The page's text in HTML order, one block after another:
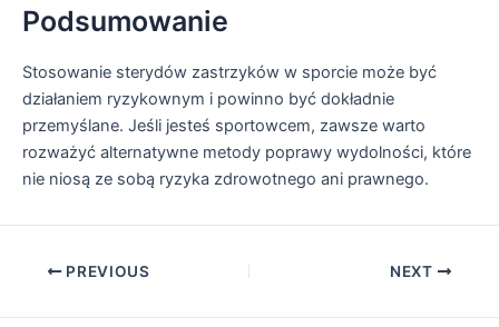
Podsumowanie
Stosowanie sterydów zastrzyków w sporcie może być
działaniem ryzykownym i powinno być dokładnie
przemyślane. Jeśli jesteś sportowcem, zawsze warto
rozważyć alternatywne metody poprawy wydolności, które
nie niosą ze sobą ryzyka zdrowotnego ani prawnego.
PREVIOUS NEXT